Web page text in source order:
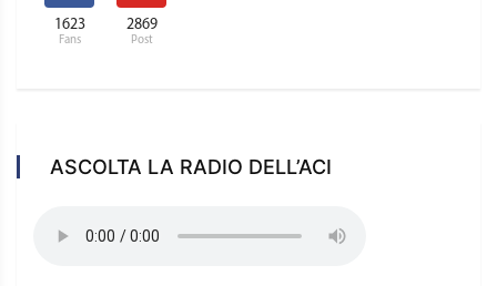
1623
Fans
2869
Post
ASCOLTA LA RADIO DELL’ACI